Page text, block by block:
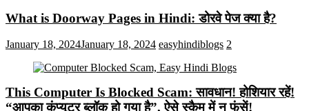
What is Doorway Pages in Hindi: डोरवे पेज क्या है?
January 18, 2024January 18, 2024 easyhindiblogs 2
This Computer Is Blocked Scam: सावधान! होशियार रहें!
“आपका कंप्यूटर ब्लॉक हो गया है”, ऐसे स्कैम में न फंसें!